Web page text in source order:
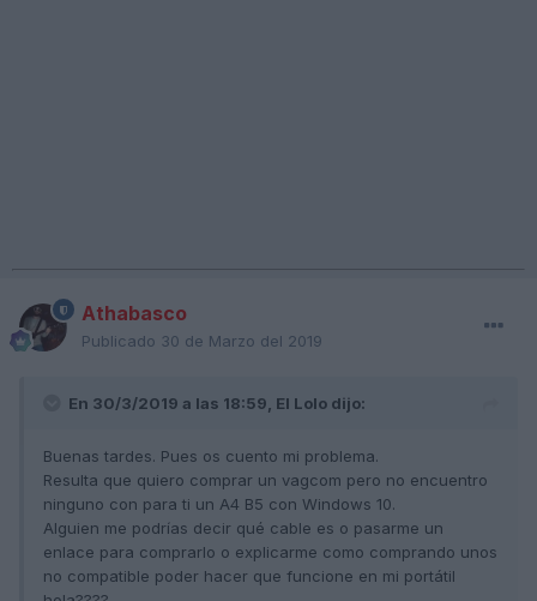
Athabasco
Publicado 30 de Marzo del 2019
En 30/3/2019 a las 18:59, El Lolo dijo:
Buenas tardes. Pues os cuento mi problema.
Resulta que quiero comprar un vagcom pero no encuentro
ninguno con para ti un A4 B5 con Windows 10.
Alguien me podrías decir qué cable es o pasarme un
enlace para comprarlo o explicarme como comprando unos
no compatible poder hacer que funcione en mi portátil